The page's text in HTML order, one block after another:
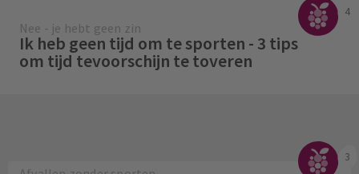
4
Nee - je hebt geen zin
Ik heb geen tijd om te sporten - 3 tips
om tijd tevoorschijn te toveren
3